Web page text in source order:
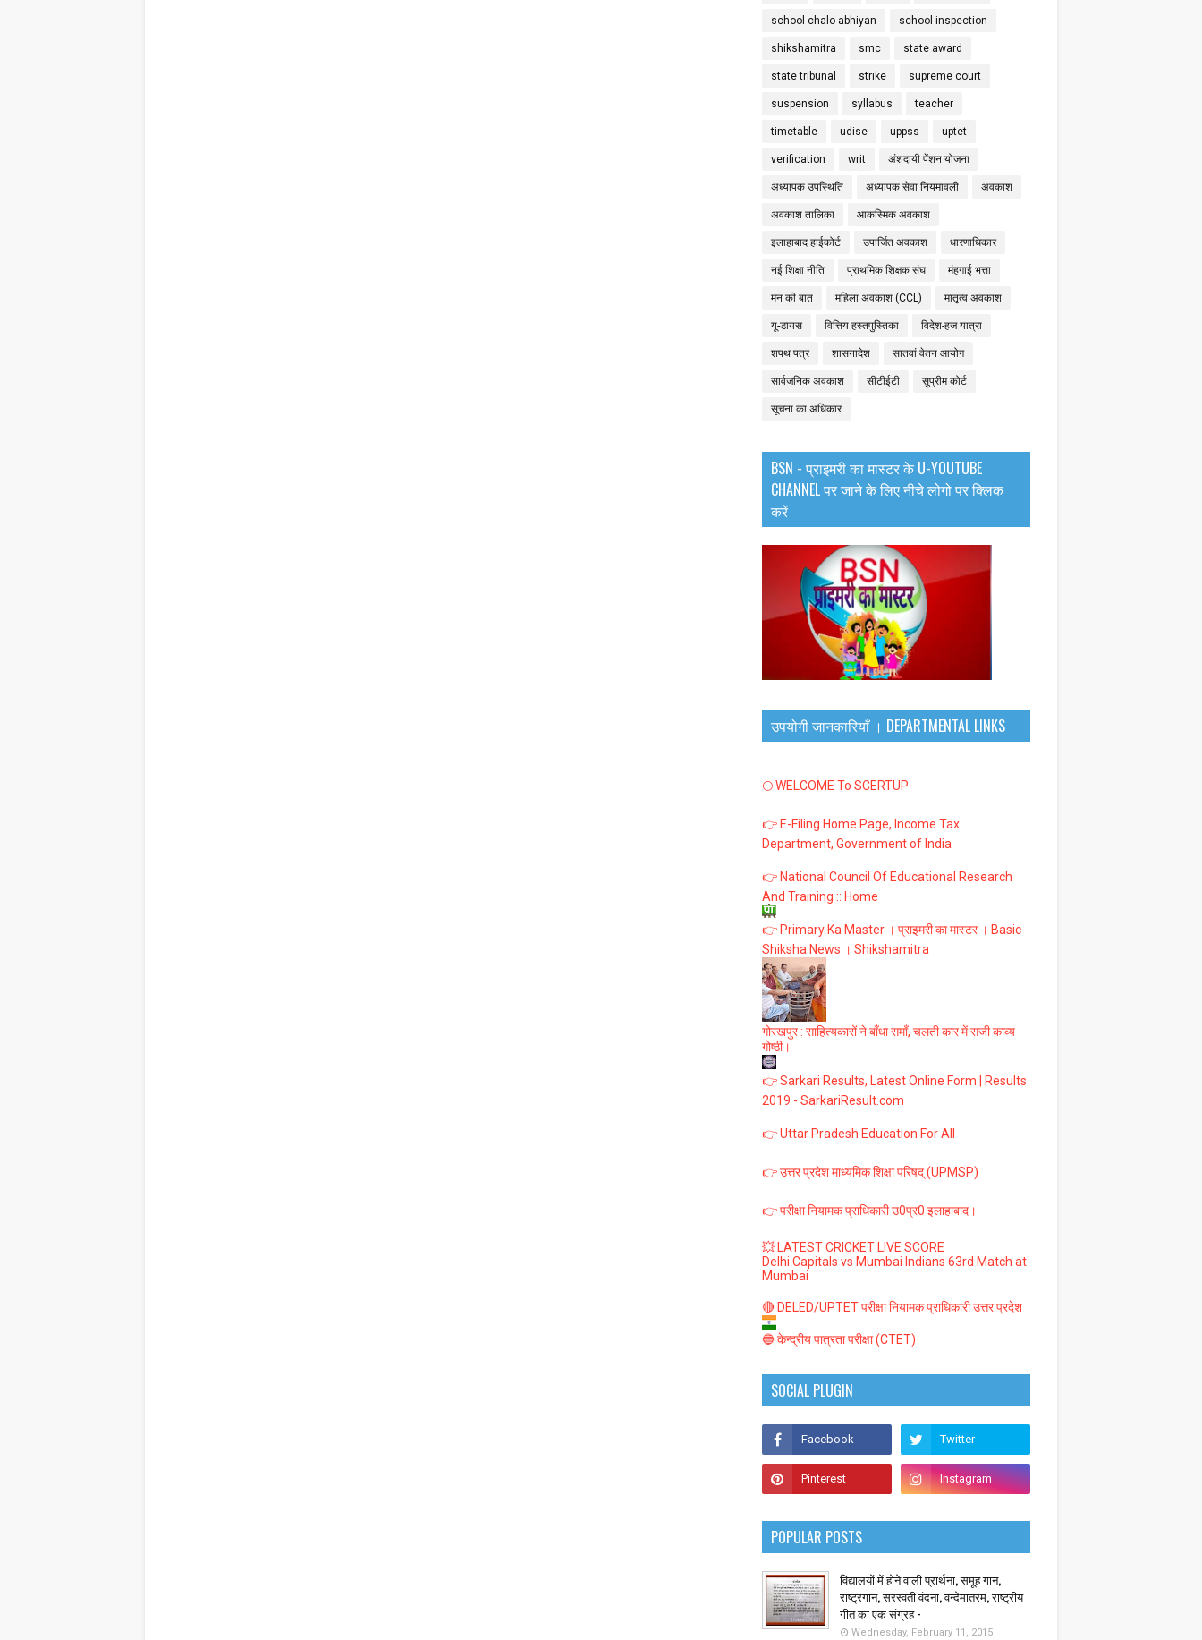
school chalo abhiyan school inspection
shikshamitra smc state award
state tribunal strike supreme court
suspension syllabus teacher
timetable udise uppss uptet
verification writ अंशदायी पेंशन योजना
अध्यापक उपस्थिति अध्यापक सेवा नियमावली अवकाश
अवकाश तालिका आकस्मिक अवकाश
इलाहाबाद हाईकोर्ट उपार्जित अवकाश धारणाधिकार
नई शिक्षा नीति प्राथमिक शिक्षक संघ मंहगाई भत्ता
मन की बात महिला अवकाश (CCL) मातृत्व अवकाश
यू-डायस वित्तिय हस्तपुस्तिका विदेश-हज यात्रा
शपथ पत्र शासनादेश सातवां वेतन आयोग
सार्वजनिक अवकाश सीटीईटी सुप्रीम कोर्ट
सूचना का अधिकार
BSN - प्राइमरी का मास्टर के U-YOUTUBE
CHANNEL पर जाने के लिए नीचे लोगो पर क्लिक
करें
उपयोगी जानकारियाँ । DEPARTMENTAL LINKS
🌕 WELCOME To SCERTUP
👉 E-Filing Home Page, Income Tax
Department, Government of India
👉 National Council Of Educational Research
And Training :: Home
👉 Primary Ka Master । प्राइमरी का मास्टर । Basic
Shiksha News । Shikshamitra
गोरखपुर : साहित्यकारों ने बाँधा समाँ, चलती कार में सजी काव्य
गोष्ठी।
👉 Sarkari Results, Latest Online Form | Results
2019 - SarkariResult.com
👉 Uttar Pradesh Education For All
👉 उत्तर प्रदेश माध्यमिक शिक्षा परिषद् (UPMSP)
👉 परीक्षा नियामक प्राधिकारी उ0प्र0 इलाहाबाद।
💥 LATEST CRICKET LIVE SCORE
Delhi Capitals vs Mumbai Indians 63rd Match at
Mumbai
🔴 DELED/UPTET परीक्षा नियामक प्राधिकारी उत्तर प्रदेश
🔵 केन्द्रीय पात्रता परीक्षा (CTET)
SOCIAL PLUGIN
POPULAR POSTS
विद्यालयों में होने वाली प्रार्थना, समूह गान,
राष्ट्रगान, सरस्वती वंदना, वन्देमातरम, राष्ट्रीय
गीत का एक संग्रह -
Wednesday, February 11, 2015